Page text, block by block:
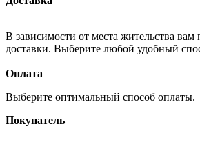
В зависимости от места жительства
доставки. Выберите любой удобный
Оплата
Выберите оптимальный способ оплаты.
Покупатель